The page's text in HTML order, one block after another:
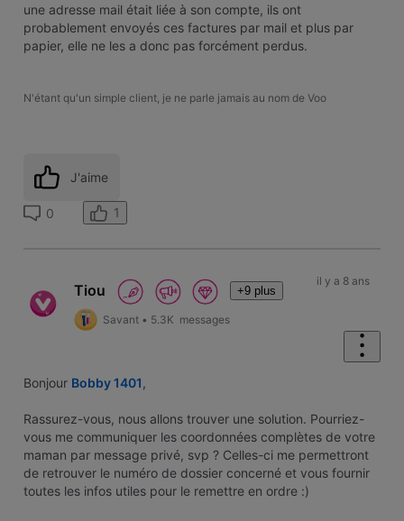
une adresse mail était liée à son compte, ils ont
probablement envoyés ces factures par mail et plus par
papier, elle ne les a donc pas forcément perdus.
N'étant qu'un simple client, je ne parle jamais au nom de Voo
J'aime
0 1
Tiou +9 plus
Savant • 5.3K messages
il y a 8 ans
Bonjour Bobby 1401 ,
Rassurez-vous, nous allons trouver une solution. Pourriez-
vous me communiquer les coordonnées complètes de votre
maman par message privé, svp ? Celles-ci me permettront
de retrouver le numéro de dossier concerné et vous fournir
toutes les infos utiles pour le remettre en ordre :)